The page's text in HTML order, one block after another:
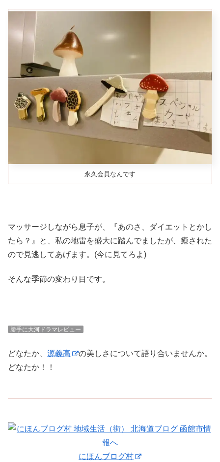
永久会員なんです
マッサージしながら息子が、『あのさ、ダイエットとかし
たら？』と、私の地雷を盛大に踏んでましたが、癒された
ので見逃してあげます。(今に見てろよ)
そんな季節の変わり目です。
勝手に大河ドラマレビュー
どなたか、 源義高
の美しさについて語り合いませんか。
どなたか！！
にほんブログ村